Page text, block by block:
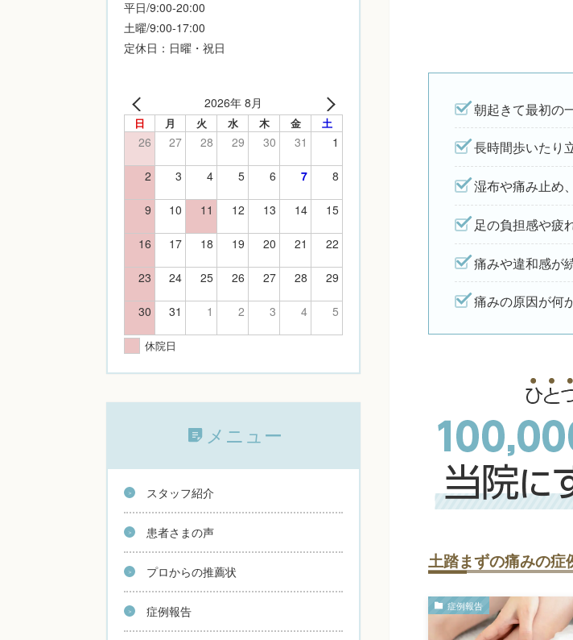
朝起きて最初の
長時間歩いたり
湿布や痛み止め
足の負担感や疲
痛みや違和感が
痛みの原因が何
土踏まずの痛みの症
症例報告
平日/9:00-20:00
土曜/9:00-17:00
定休日：日曜・祝日
2026年 8月
日 月 火 水 木 金 土
26 27 28 29 30 31 1
2 3 4 5 6 7 8
9 10 11 12 13 14 15
16 17 18 19 20 21 22
23 24 25 26 27 28 29
30 31 1 2 3 4 5
休院日
メニュー
スタッフ紹介
患者さまの声
プロからの推薦状
症例報告